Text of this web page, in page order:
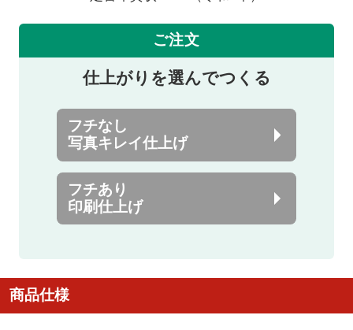
ご注文
仕上がりを選んでつくる
フチなし
写真キレイ仕上げ
フチあり
印刷仕上げ
商品仕様